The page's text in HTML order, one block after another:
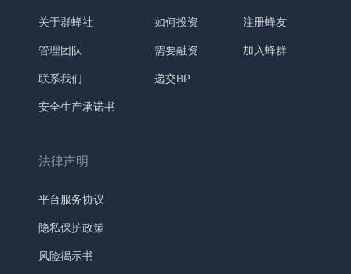
关于群蜂社
管理团队
联系我们
安全生产承诺书
如何投资
需要融资
递交BP
注册蜂友
加入蜂群
法律声明
平台服务协议
隐私保护政策
风险揭示书